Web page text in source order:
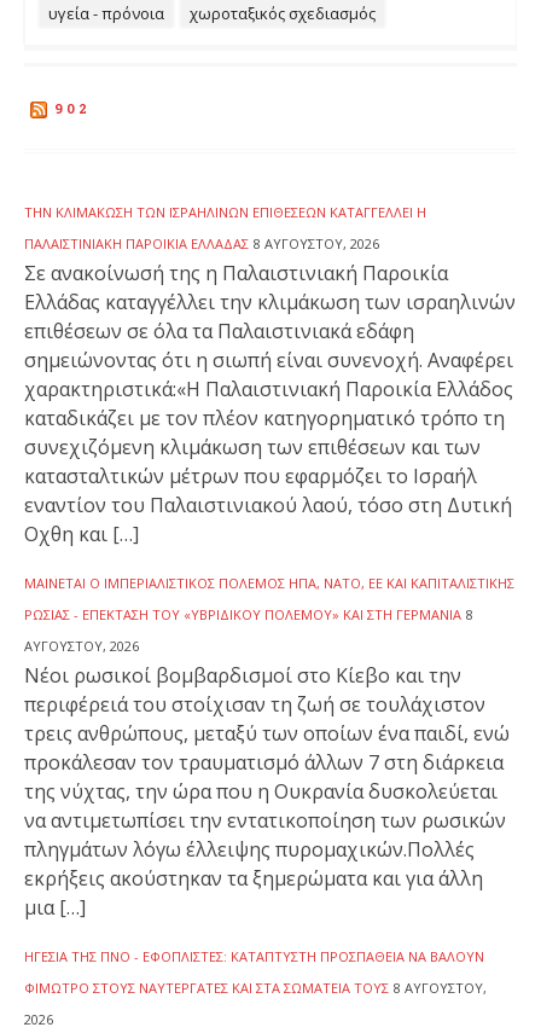
υγεία - πρόνοια χωροταξικός σχεδιασμός
902
ΤΗΝ ΚΛΙΜΆΚΩΣΗ ΤΩΝ ΙΣΡΑΗΛΙΝΏΝ ΕΠΙΘΈΣΕΩΝ ΚΑΤΑΓΓΈΛΛΕΙ Η
ΠΑΛΑΙΣΤΙΝΙΑΚΉ ΠΑΡΟΙΚΊΑ ΕΛΛΆΔΑΣ 8 ΑΥΓΟΎΣΤΟΥ, 2026
Σε ανακοίνωσή της η Παλαιστινιακή Παροικία
Ελλάδας καταγγέλλει την κλιμάκωση των ισραηλινών
επιθέσεων σε όλα τα Παλαιστινιακά εδάφη
σημειώνοντας ότι η σιωπή είναι συνενοχή. Αναφέρει
χαρακτηριστικά:«Η Παλαιστινιακή Παροικία Ελλάδος
καταδικάζει με τον πλέον κατηγορηματικό τρόπο τη
συνεχιζόμενη κλιμάκωση των επιθέσεων και των
κατασταλτικών μέτρων που εφαρμόζει το Ισραήλ
εναντίον του Παλαιστινιακού λαού, τόσο στη Δυτική
Οχθη και […]
ΜΑΊΝΕΤΑΙ Ο ΙΜΠΕΡΙΑΛΙΣΤΙΚΌΣ ΠΌΛΕΜΟΣ ΗΠΑ, ΝΑΤΟ, ΕΕ ΚΑΙ ΚΑΠΙΤΑΛΙΣΤΙΚΉΣ
ΡΩΣΊΑΣ - ΕΠΈΚΤΑΣΗ ΤΟΥ «ΥΒΡΙΔΙΚΟΎ ΠΟΛΈΜΟΥ» ΚΑΙ ΣΤΗ ΓΕΡΜΑΝΊΑ 8
ΑΥΓΟΎΣΤΟΥ, 2026
Νέοι ρωσικοί βομβαρδισμοί στο Κίεβο και την
περιφέρειά του στοίχισαν τη ζωή σε τουλάχιστον
τρεις ανθρώπους, μεταξύ των οποίων ένα παιδί, ενώ
προκάλεσαν τον τραυματισμό άλλων 7 στη διάρκεια
της νύχτας, την ώρα που η Ουκρανία δυσκολεύεται
να αντιμετωπίσει την εντατικοποίηση των ρωσικών
πληγμάτων λόγω έλλειψης πυρομαχικών.Πολλές
εκρήξεις ακούστηκαν τα ξημερώματα και για άλλη
μια […]
ΗΓΕΣΊΑ ΤΗΣ ΠΝΟ - ΕΦΟΠΛΙΣΤΈΣ: ΚΑΤΆΠΤΥΣΤΗ ΠΡΟΣΠΆΘΕΙΑ ΝΑ ΒΆΛΟΥΝ
ΦΊΜΩΤΡΟ ΣΤΟΥΣ ΝΑΥΤΕΡΓΆΤΕΣ ΚΑΙ ΣΤΑ ΣΩΜΑΤΕΊΑ ΤΟΥΣ 8 ΑΥΓΟΎΣΤΟΥ,
2026